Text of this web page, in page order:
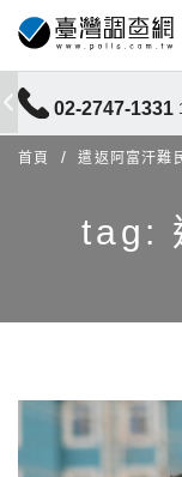
02-2747-1331
首頁 遣返阿富汗難
tag: